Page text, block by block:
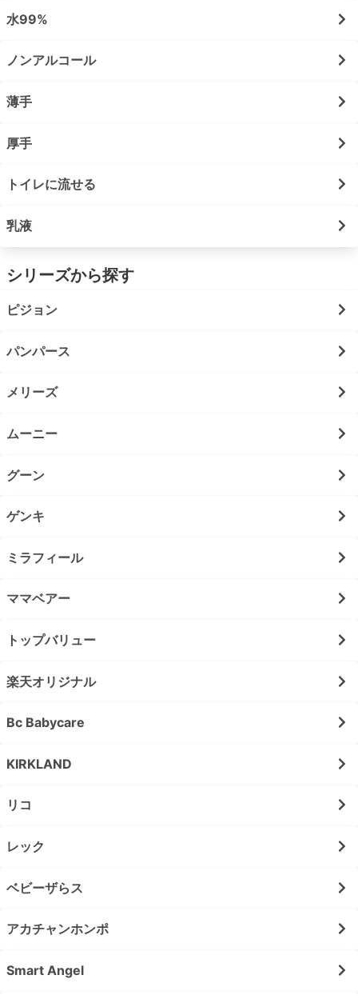
水99%
ノンアルコール
薄手
厚手
トイレに流せる
乳液
シリーズから探す
ピジョン
パンパース
メリーズ
ムーニー
グーン
ゲンキ
ミラフィール
ママベアー
トップバリュー
楽天オリジナル
Bc Babycare
KIRKLAND
リコ
レック
ベビーザらス
アカチャンホンポ
Smart Angel